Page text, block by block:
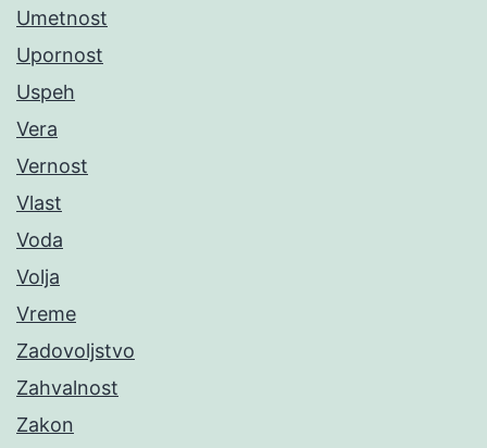
Umetnost
Upornost
Uspeh
Vera
Vernost
Vlast
Voda
Volja
Vreme
Zadovoljstvo
Zahvalnost
Zakon